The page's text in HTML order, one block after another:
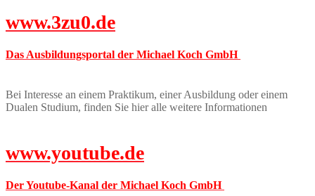
www.3zu0.de
Das Ausbildungsportal der Michael Koch GmbH
Bei Interesse an einem Praktikum, einer Ausbildung oder einem
Dualen Studium, finden Sie hier alle weitere Informationen
www.youtube.de
Der Youtube-Kanal der Michael Koch GmbH